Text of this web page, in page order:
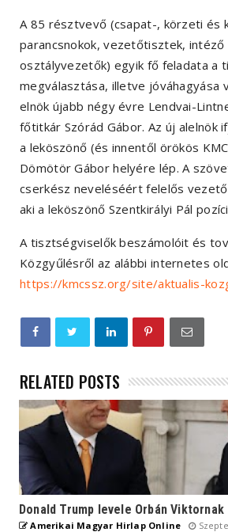
A 85 résztvevő (csapat-, körzeti és
parancsnokok, vezetőtisztek,
osztályvezetők) egyik fő feladata a
megválasztása, illetve jóváhagyása
elnök újabb négy évre Lendvai-
főtitkár Szórád Gábor. Az új alelnök
a leköszönő (és innentől örökös
Dömötör Gábor helyére lép. A
cserkész neveléséért felelős
aki a leköszönő Szentkirályi Pál
A tisztségviselők beszámolóit és
Közgyűlésről az alábbi internetes
https://kmcssz.org/site/aktualis-
RELATED POSTS
Donald Trump levele Orbán Viktornak
Amerikai Magyar Hirlap Online